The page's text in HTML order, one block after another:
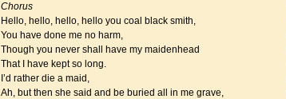
Chorus
Hello, hello, hello, hello you coal black smith,
You have done me no harm,
Though you never shall have my maidenhead
That I have kept so long.
I’d rather die a maid,
Ah, but then she said and be buried all in me grave,